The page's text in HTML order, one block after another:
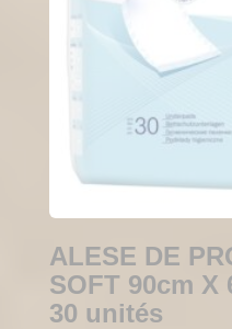
ALESE DE
SOFT 90cm X
30 unités